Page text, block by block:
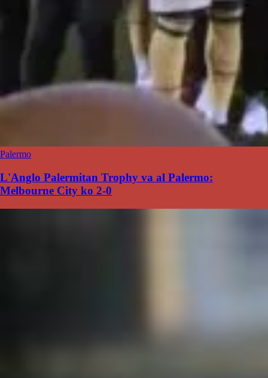
Palermo
L'Anglo Palermitan Trophy va al Palermo:
Melbourne City ko 2-0